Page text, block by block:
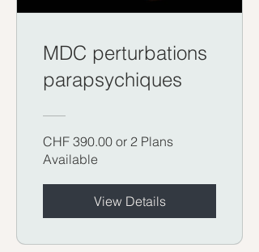
MDC perturbations
parapsychiques
CHF 390.00 or 2 Plans
Available
View Details